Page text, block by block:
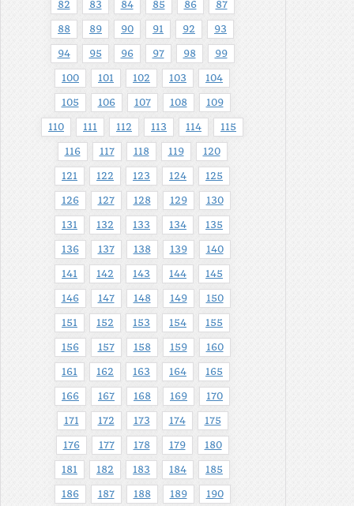
82 83 84 85 86 87
88 89 90 91 92 93
94 95 96 97 98 99
100 101 102 103 104
105 106 107 108 109
110 111 112 113 114 115
116 117 118 119 120
121 122 123 124 125
126 127 128 129 130
131 132 133 134 135
136 137 138 139 140
141 142 143 144 145
146 147 148 149 150
151 152 153 154 155
156 157 158 159 160
161 162 163 164 165
166 167 168 169 170
171 172 173 174 175
176 177 178 179 180
181 182 183 184 185
186 187 188 189 190